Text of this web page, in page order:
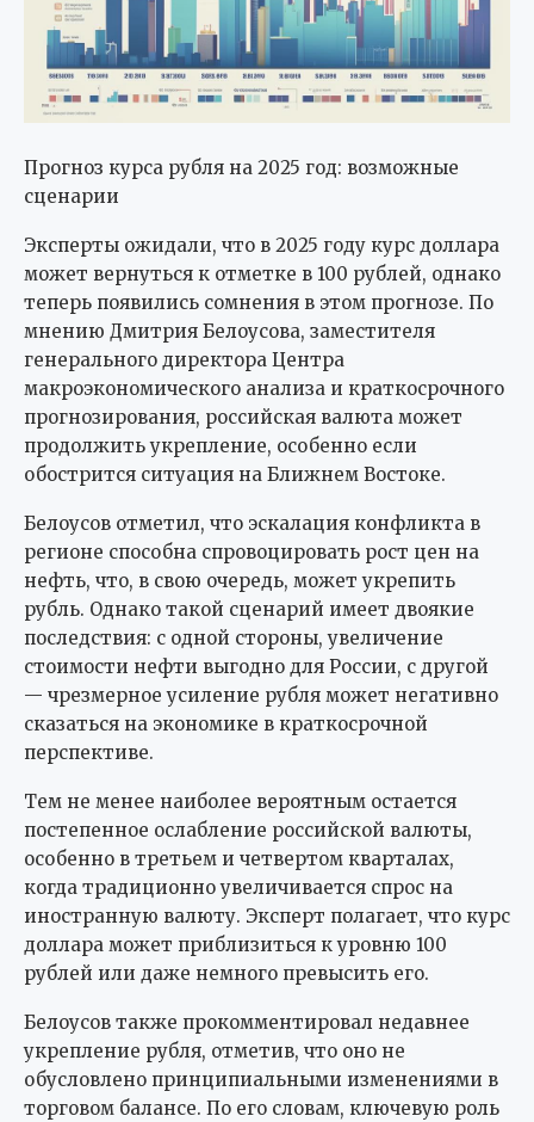
Прогноз курса рубля на 2025 год: возможные
сценарии
Эксперты ожидали, что в 2025 году курс доллара
может вернуться к отметке в 100 рублей, однако
теперь появились сомнения в этом прогнозе. По
мнению Дмитрия Белоусова, заместителя
генерального директора Центра
макроэкономического анализа и краткосрочного
прогнозирования, российская валюта может
продолжить укрепление, особенно если
обострится ситуация на Ближнем Востоке.
Белоусов отметил, что эскалация конфликта в
регионе способна спровоцировать рост цен на
нефть, что, в свою очередь, может укрепить
рубль. Однако такой сценарий имеет двоякие
последствия: с одной стороны, увеличение
стоимости нефти выгодно для России, с другой
— чрезмерное усиление рубля может негативно
сказаться на экономике в краткосрочной
перспективе.
Тем не менее наиболее вероятным остается
постепенное ослабление российской валюты,
особенно в третьем и четвертом кварталах,
когда традиционно увеличивается спрос на
иностранную валюту. Эксперт полагает, что курс
доллара может приблизиться к уровню 100
рублей или даже немного превысить его.
Белоусов также прокомментировал недавнее
укрепление рубля, отметив, что оно не
обусловлено принципиальными изменениями в
торговом балансе. По его словам, ключевую роль